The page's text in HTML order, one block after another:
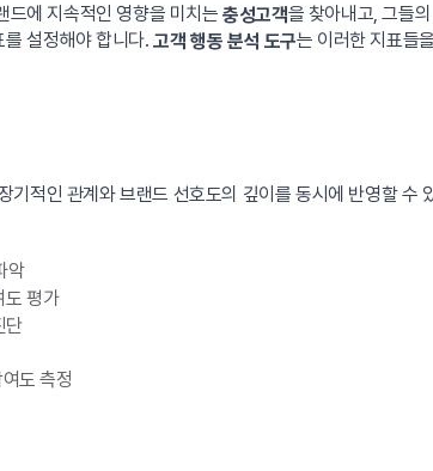
드에 지속적인 영향을 미치는충성고객을 찾아내고, 그들
를 설정해야 합니다.고객 행동 분석 도구는 이러한 지표들
적인 관계와 브랜드 선호도의 깊이를 동시에 반영할 수
악
도 평가
단
도 측정